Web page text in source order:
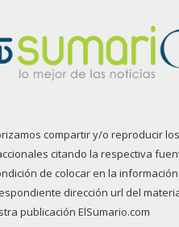
compartir y/o reproducir
citando la respectiva
de colocar en la
dirección url del
publicación ElSumario.com